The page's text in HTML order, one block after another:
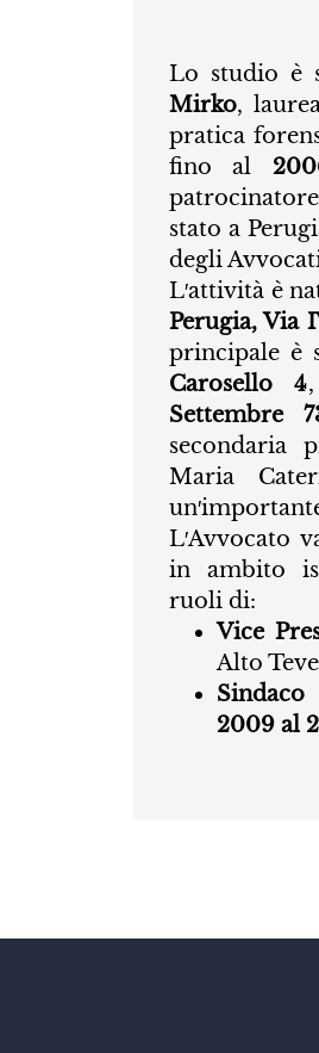
Lo studio è
Mirko,
pratica
fino al
stato a
degli
L′attività è
Perugia, Via
principale è
Carosello 4
Settembre
secondaria
Maria
L′Avvocato
in ambito
ruoli di:
Vice
Alto
Sindaco
2009 al